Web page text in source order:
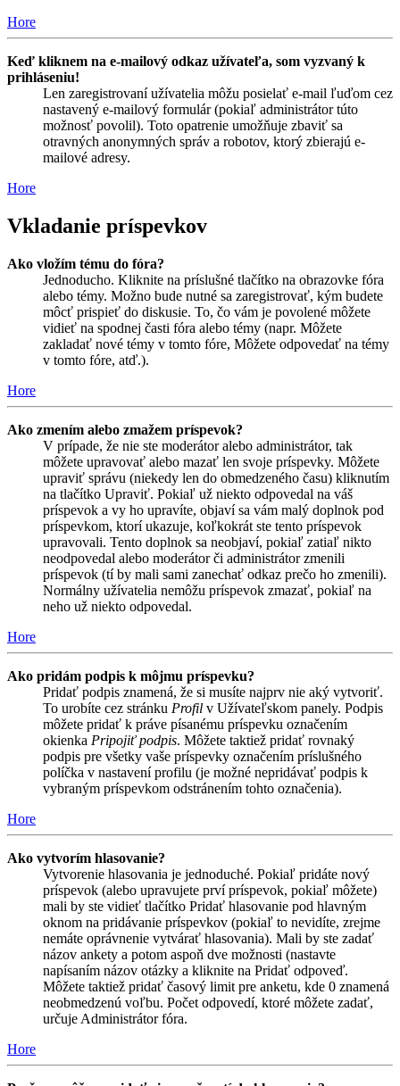
Hore
Keď kliknem na e-mailový odkaz užívateľa, som vyzvaný k
prihláseniu!
Len zaregistrovaní užívatelia môžu posielať e-mail ľuďom cez
nastavený e-mailový formulár (pokiaľ administrátor túto
možnosť povolil). Toto opatrenie umožňuje zbaviť sa
otravných anonymných správ a robotov, ktorý zbierajú e-
mailové adresy.
Hore
Vkladanie príspevkov
Ako vložím tému do fóra?
Jednoducho. Kliknite na príslušné tlačítko na obrazovke fóra
alebo témy. Možno bude nutné sa zaregistrovať, kým budete
môcť prispieť do diskusie. To, čo vám je povolené môžete
vidieť na spodnej časti fóra alebo témy (napr. Môžete
zakladať nové témy v tomto fóre, Môžete odpovedať na témy
v tomto fóre, atď.).
Hore
Ako zmením alebo zmažem príspevok?
V prípade, že nie ste moderátor alebo administrátor, tak
môžete upravovať alebo mazať len svoje príspevky. Môžete
upraviť správu (niekedy len do obmedzeného času) kliknutím
na tlačítko Upraviť. Pokiaľ už niekto odpovedal na váš
príspevok a vy ho upravíte, objaví sa vám malý doplnok pod
príspevkom, ktorí ukazuje, koľkokrát ste tento príspevok
upravovali. Tento doplnok sa neobjaví, pokiaľ zatiaľ nikto
neodpovedal alebo moderátor či administrátor zmenili
príspevok (tí by mali sami zanechať odkaz prečo ho zmenili).
Normálny užívatelia nemôžu príspevok zmazať, pokiaľ na
neho už niekto odpovedal.
Hore
Ako pridám podpis k môjmu príspevku?
Pridať podpis znamená, že si musíte najprv nie aký vytvoriť.
To urobíte cez stránku Profil v Užívateľskom panely. Podpis
môžete pridať k práve písanému príspevku označením
okienka Pripojiť podpis. Môžete taktiež pridať rovnaký
podpis pre všetky vaše príspevky označením príslušného
políčka v nastavení profilu (je možné nepridávať podpis k
vybraným príspevkom odstránením tohto označenia).
Hore
Ako vytvorím hlasovanie?
Vytvorenie hlasovania je jednoduché. Pokiaľ pridáte nový
príspevok (alebo upravujete prví príspevok, pokiaľ môžete)
mali by ste vidieť tlačítko Pridať hlasovanie pod hlavným
oknom na pridávanie príspevkov (pokiaľ to nevidíte, zrejme
nemáte oprávnenie vytvárať hlasovania). Mali by ste zadať
názov ankety a potom aspoň dve možnosti (nastavte
napísaním názov otázky a kliknite na Pridať odpoveď.
Môžete taktiež pridať časový limit pre anketu, kde 0 znamená
neobmedzenú voľbu. Počet odpovedí, ktoré môžete zadať,
určuje Administrátor fóra.
Hore